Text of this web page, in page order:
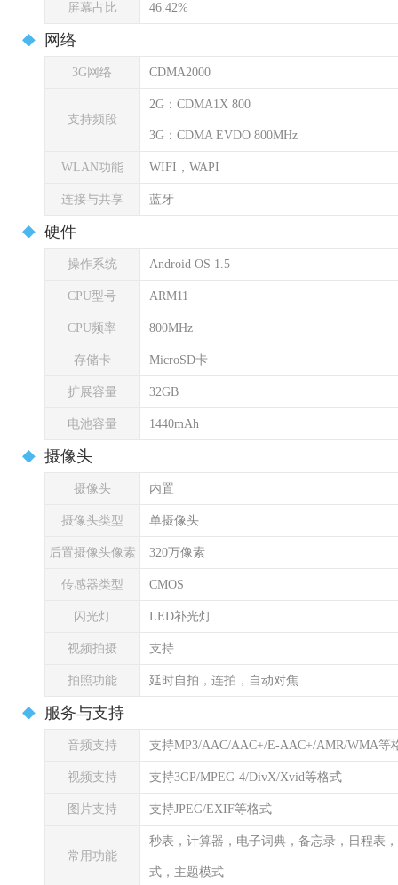
屏幕占比 46.42%
网络
3G网络 CDMA2000
支持频段
2G：CDMA1X 800
3G：CDMA EVDO 800MHz
WLAN功能 WIFI，WAPI
连接与共享 蓝牙
硬件
操作系统 Android OS 1.5
CPU型号 ARM11
CPU频率 800MHz
存储卡 MicroSD卡
扩展容量 32GB
电池容量 1440mAh
摄像头
摄像头 内置
摄像头类型 单摄像头
后置摄像头像素 320万像素
传感器类型 CMOS
闪光灯 LED补光灯
视频拍摄 支持
拍照功能 延时自拍，连拍，自动对焦
服务与支持
音频支持 支持MP3/AAC/AAC+/E-AAC+/AMR/WMA等
视频支持 支持3GP/MPEG-4/DivX/Xvid等格式
图片支持 支持JPEG/EXIF等格式
常用功能
秒表，计算器，电子词典，备忘录，日程表
式，主题模式